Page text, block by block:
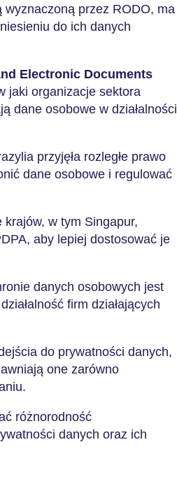
przez RODO, ma
do ich danych
Electronic Documents
jaki organizacje sektora
dane osobowe w działalności
przyjęła rozległe prawo
dane osobowe i regulować
krajów, w tym Singapur,
aby lepiej dostosować je
danych osobowych jest
firm działających
do prywatności danych,
one zarówno
różnorodność
danych oraz ich